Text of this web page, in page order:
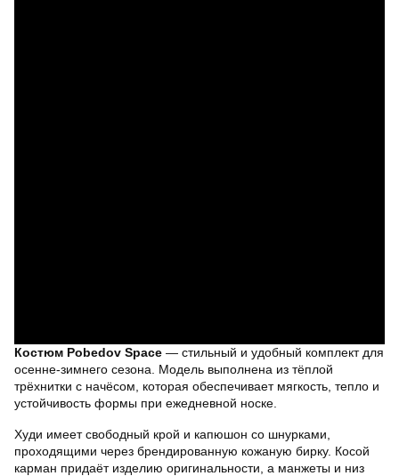
Костюм Pobedov Space — стильный и удобный комплект для
осенне-зимнего сезона. Модель выполнена из тёплой
трёхнитки с начёсом, которая обеспечивает мягкость, тепло и
устойчивость формы при ежедневной носке.
Худи имеет свободный крой и капюшон со шнурками,
проходящими через брендированную кожаную бирку. Косой
карман придаёт изделию оригинальности, а манжеты и низ